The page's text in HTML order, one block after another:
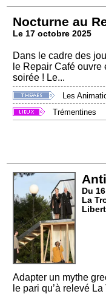
Nocturne au
Le 17 octobre 2025
Dans le cadre des
le Repair Café
soirée ! Le...
Les
Trémentines
Du
La
Adapter un mythe
le pari qu’à relevé